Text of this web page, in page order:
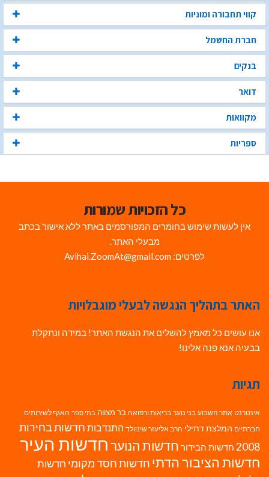
קווי תחבורה ומוניות
חברת החשמל
בנקים
דואר
מקוואות
ספריות
כל הזכויות שמורות
אין לעשות שימוש בחומרים המפורסמים באתר ללא אישור בכתב
מבעלי האתר.
לפרטים: Avihai.ZoomAt@gmail.com
האתר בתהליך הנגשה לבעלי מוגבלויות
אנו עושים כל מאמץ להשלים את הנגשת האתר! במידה ונתקלת
בבעיה אנא פנה אלינו!
תגיות
אינטרנט אתר השבוע בני נוער בריאות ורפואה בר מצווה בתי ספר האגף לשירותים
חברתיים המלצת דתילי הרב אליעזר שינוולד התנדבות חדשות בחירות
2008 חדשות הבידור חדשות הנוערחדשות העיר
חדשות הציבור הדתי חדשות חסד מקומי חדשות